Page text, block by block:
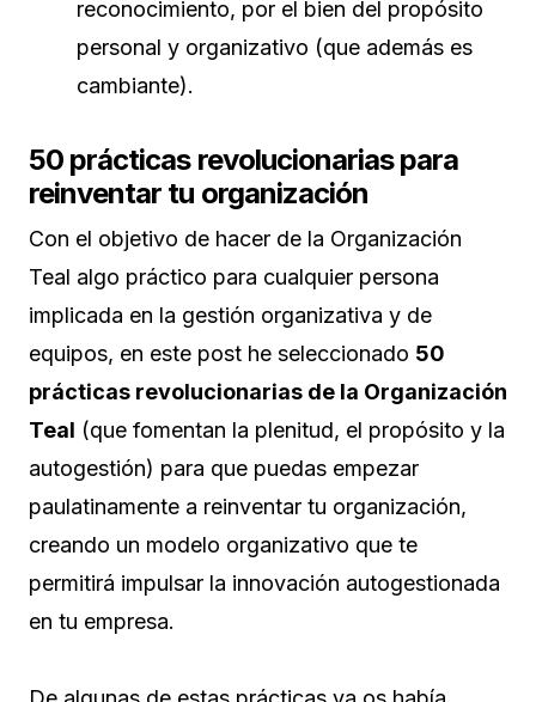
reconocimiento, por el bien del propósito
personal y organizativo (que además es
cambiante).
50 prácticas revolucionarias para
reinventar tu organización
Con el objetivo de hacer de la Organización
Teal algo práctico para cualquier persona
implicada en la gestión organizativa y de
equipos, en este post he seleccionado 50
prácticas revolucionarias de la Organización
Teal (que fomentan la plenitud, el propósito y la
autogestión) para que puedas empezar
paulatinamente a reinventar tu organización,
creando un modelo organizativo que te
permitirá impulsar la innovación autogestionada
en tu empresa.